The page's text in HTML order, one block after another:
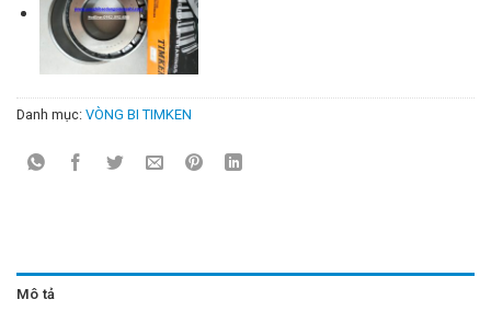
Danh mục: VÒNG BI TIMKEN
Mô tả